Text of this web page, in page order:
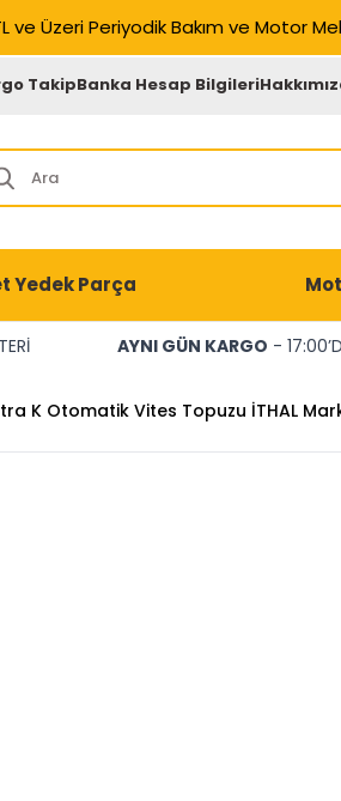
ve Üzeri Periyodik Bakım ve Motor
TakipBanka Hesap Bilgileri
Yedek Parça
AYNI GÜN KARGO -
K Otomatik Vites Topuzu İTHAL